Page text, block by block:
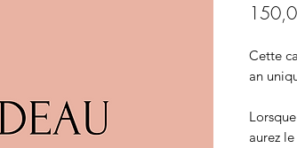
Cette
an
aurez